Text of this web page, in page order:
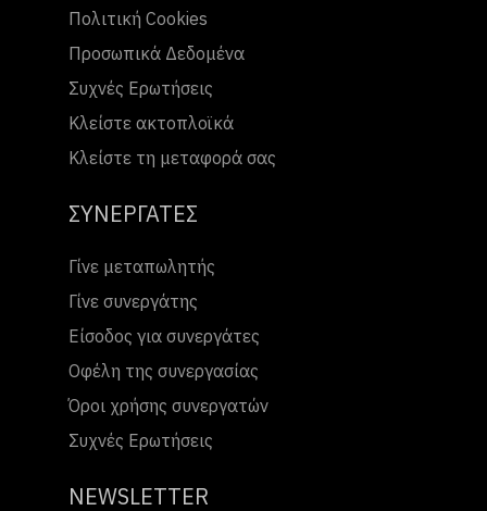
Πολιτική Cookies
Προσωπικά Δεδομένα
Συχνές Ερωτήσεις
Κλείστε ακτοπλοϊκά
Κλείστε τη μεταφορά σας
ΣΥΝΕΡΓΑΤΕΣ
Γίνε μεταπωλητής
Γίνε συνεργάτης
Είσοδος για συνεργάτες
Οφέλη της συνεργασίας
Όροι χρήσης συνεργατών
Συχνές Ερωτήσεις
NEWSLETTER